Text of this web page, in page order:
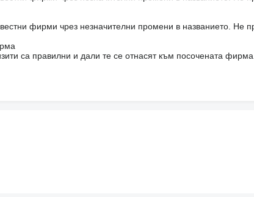
фирми чрез незначителни промени в названието. Не
са правилни и дали те се отнасят към посочената фирма.